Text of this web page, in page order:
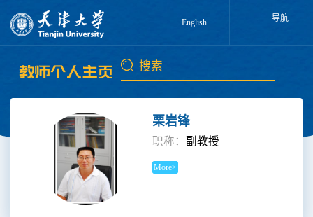
English 导航
栗岩锋
职称： 副教授
More>